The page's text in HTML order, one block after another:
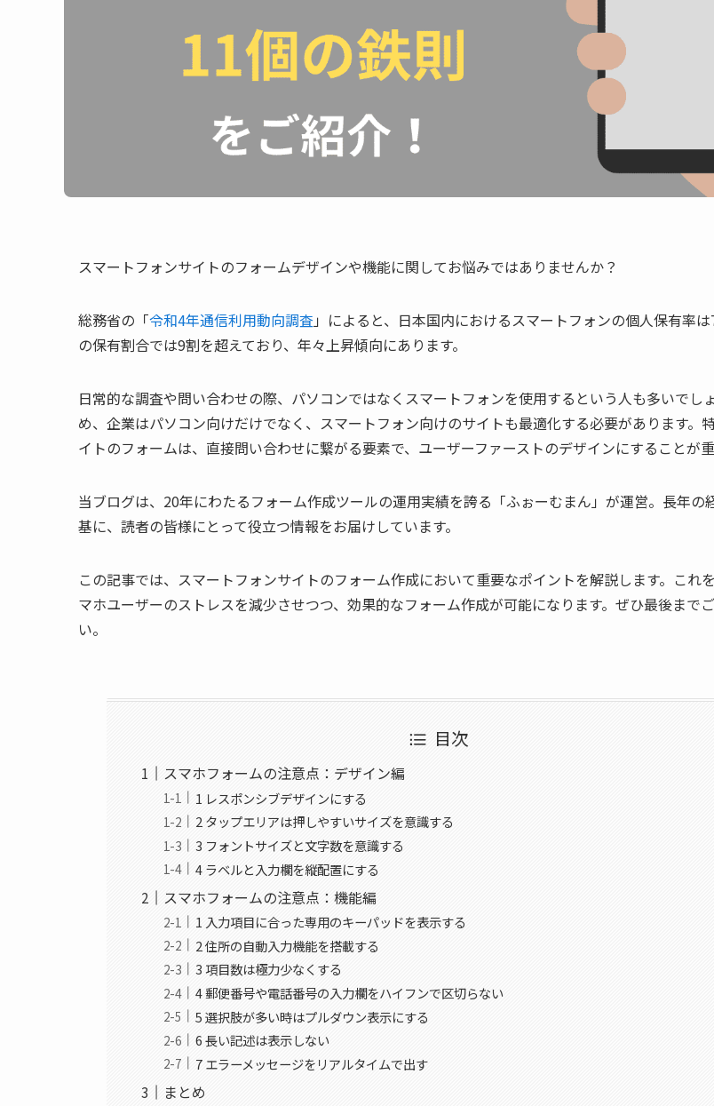
スマートフォンサイトのフォームデザインや機能に関してお悩みではありませんか？
総務省の「令和4年通信利用動向調査」によると、日本国内におけるスマートフォンの個人保有率
の保有割合では9割を超えており、年々上昇傾向にあります。
日常的な調査や問い合わせの際、パソコンではなくスマートフォンを使用するという人も多いでし
め、企業はパソコン向けだけでなく、スマートフォン向けのサイトも最適化する必要があります。
イトのフォームは、直接問い合わせに繋がる要素で、ユーザーファーストのデザインにすることが重
当ブログは、20年にわたるフォーム作成ツールの運用実績を誇る「ふぉーむまん」が運営。長年の
基に、読者の皆様にとって役立つ情報をお届けしています。
この記事では、スマートフォンサイトのフォーム作成において重要なポイントを解説します。これ
マホユーザーのストレスを減少させつつ、効果的なフォーム作成が可能になります。ぜひ最後まで
い。
目次
スマホフォームの注意点：デザイン編
1 レスポンシブデザインにする
2 タップエリアは押しやすいサイズを意識する
3 フォントサイズと文字数を意識する
4 ラベルと入力欄を縦配置にする
スマホフォームの注意点：機能編
1 入力項目に合った専用のキーパッドを表示する
2 住所の自動入力機能を搭載する
3 項目数は極力少なくする
4 郵便番号や電話番号の入力欄をハイフンで区切らない
5 選択肢が多い時はプルダウン表示にする
6 長い記述は表示しない
7 エラーメッセージをリアルタイムで出す
まとめ